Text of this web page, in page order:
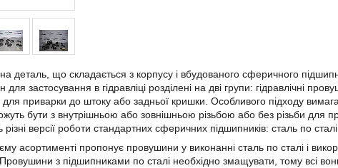
деталь, що складається з корпусу і вбудованого сферичного
застосування в гідравліці розділені на дві групи: гідравлічні
для приварки до штоку або задньої кришки. Особливого підходу
бути з внутрішньою або зовнішньою різьбою або без різьби для
різні версії роботи стандартних сферичних підшипників: сталь по
асортименті пропонує провушини у виконанні сталь по сталі і
з підшипниками по сталі необхідно змащувати, тому всі